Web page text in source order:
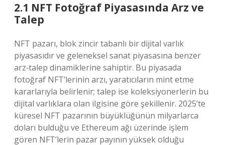
2.1 NFT Fotoğraf Piyasasında Arz ve
Talep
NFT pazarı, blok zincir tabanlı bir dijital varlık
piyasasıdır ve geleneksel sanat piyasasına benzer
arz‑talep dinamiklerine sahiptir. Bu piyasada
fotoğraf NFT’lerinin arzı, yaratıcıların mint etme
kararlarıyla belirlenir; talep ise koleksiyonerlerin bu
dijital varlıklara olan ilgisine göre şekillenir. 2025’te
küresel NFT pazarının büyüklüğünün milyarlarca
doları bulduğu ve Ethereum ağı üzerinde işlem
gören NFT’lerin pazar payının yüksek olduğu